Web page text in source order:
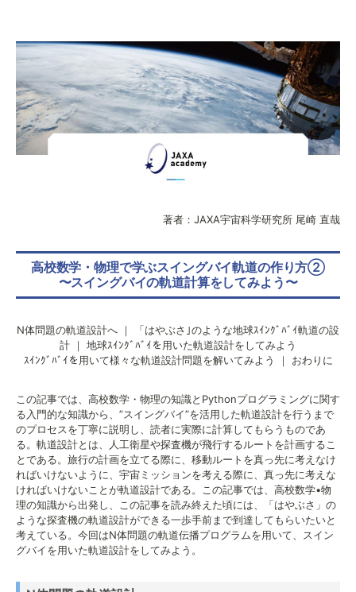
著者：JAXA宇宙科学研究所 尾崎 直哉
高校数学・物理で学ぶスイングバイ軌道の作り方②
〜スイングバイの軌道計算をしてみよう〜
N体問題の軌道設計へ ｜
「はやぶさ｣のような地球ｽｲﾝｸﾞﾊﾞｲ軌道の設
計 ｜ 地球ｽｲﾝｸﾞﾊﾞｲを用いた軌道設計をしてみよう
ｽｲﾝｸﾞﾊﾞｲを用いて様々な軌道設計問題を解いてみよう
｜ おわりに
この記事では、高校数学・物理の知識とPythonプログラミングに関す
る入門的な知識から、”スイングバイ”を活用した軌道設計を行うまで
のプロセスを丁寧に説明し、読者に実際に計算してもらうものであ
る。軌道設計とは、人工衛星や探査機が飛行するルートを計画するこ
とである。旅行の計画を立てる際に、移動ルートを真っ先に考えなけ
ればいけないように、宇宙ミッションを考える際に、真っ先に考えな
ければいけないことが軌道設計である。この記事では、高校数学•物
理の知識から出発し、この記事を読み終えた頃には、「はやぶさ」の
ような探査機の軌道設計ができる一歩手前まで到達してもらいたいと
考えている。今回はN体問題の軌道伝播プログラムを用いて、スイン
グバイを用いた軌道設計をしてみよう。